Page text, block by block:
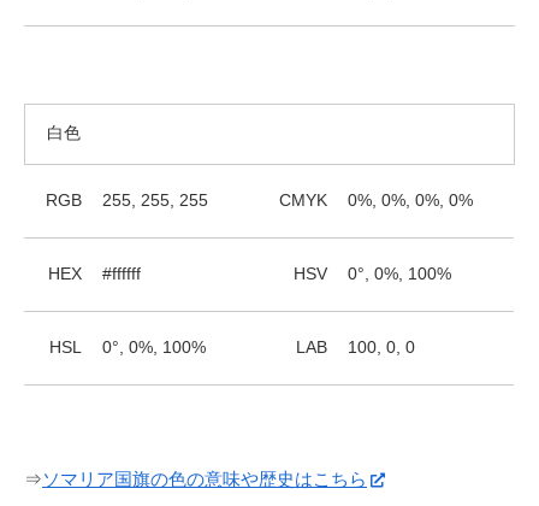
白色
RGB 255, 255, 255 CMYK 0%, 0%, 0%, 0%
HEX #ffffff HSV 0°, 0%, 100%
HSL 0°, 0%, 100% LAB 100, 0, 0
⇒ソマリア国旗の色の意味や歴史はこちら